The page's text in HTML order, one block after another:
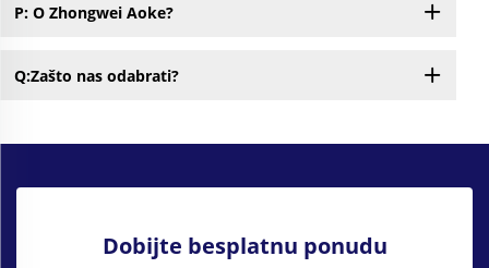
P: O Zhongwei Aoke?
Q:Zašto nas odabrati?
Dobijte besplatnu ponudu